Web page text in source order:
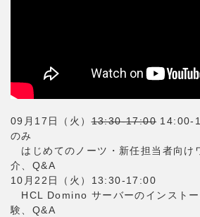
09月17日（火）13:30-17:00 14:00-
のみ
はじめてのノーツ・新任担当者向け
介、Q&A
10月22日（火）13:30-17:00
HCL Domino サーバーのインストー
験、Q&A